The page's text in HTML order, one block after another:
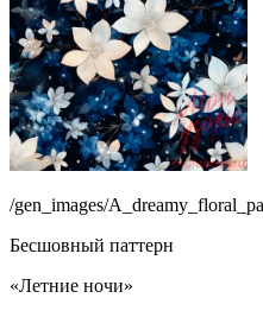
/gen_images/
Бесшовный паттерн
«Летние ночи»